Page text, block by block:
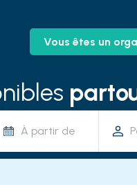
Vous êtes un
À partir de